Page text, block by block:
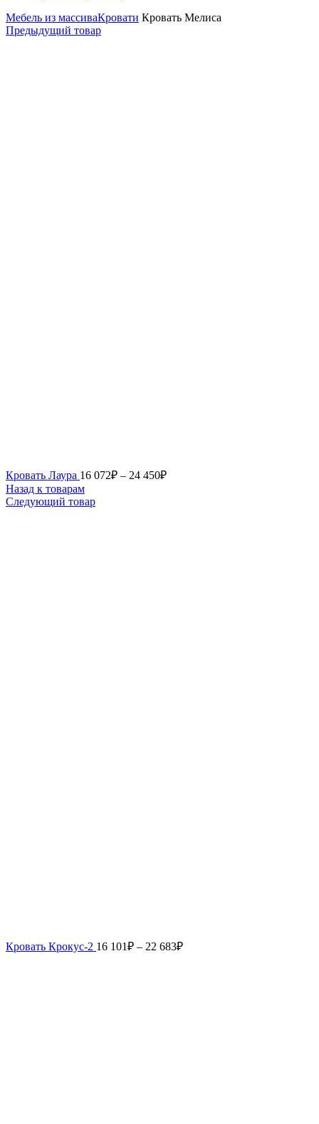
Мебель из массиваКровати Кровать Мелиса
Предыдущий товар
Кровать Лаура 16 072₽ – 24 450₽
Назад к товарам
Следующий товар
Кровать Крокус-2 16 101₽ – 22 683₽